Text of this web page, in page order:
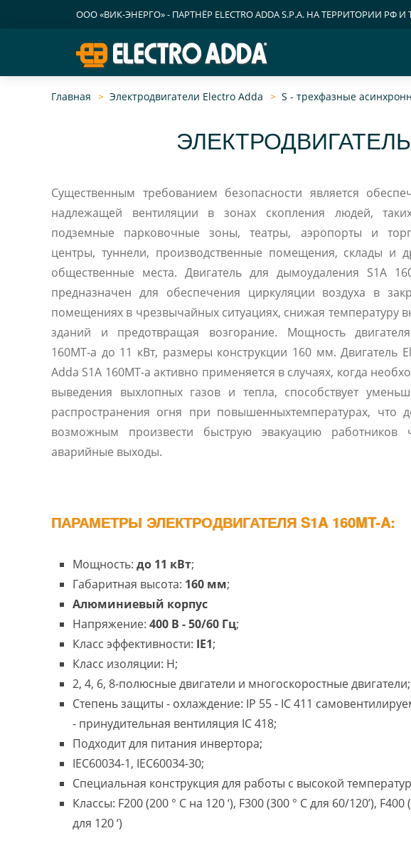
ООО «ВИК-ЭНЕРГО» - ПАРТНЁР ELECTRO ADDA S.P.A. НА ТЕРРИТОРИИ РФ И
Главная Электродвигатели Electro Adda S - трехфазные
ЭЛЕКТРОДВИГАТЕЛЬ
Существенным требованием безопасности является
надлежащей вентиляции в зонах скопления людей,
подземные парковочные зоны, театры, аэропорты и
центры, туннели, производственные помещения, склады и
общественные места. Двигатель для дымоудаления S1A
предназначен для обеспечения циркуляции воздуха в
помещениях в чрезвычайных ситуациях, снижая температуру
зданий и предотвращая возгорание. Мощность
160MT-a до 11 кВт, размеры конструкции 160 мм. Двигатель
Adda S1A 160MT-a активно применяется в случаях, когда
выведения выхлопных газов и тепла, способствует
распространения огня при повышенныхтемпературах, что
возможным произвести быструю эвакуацию работников
аварийные выходы.
ПАРАМЕТРЫ ЭЛЕКТРОДВИГАТЕЛЯ S1A 160MT-A:
Мощность: до 11 кВт;
Габаритная высота: 160 мм;
Алюминиевый корпус
Напряжение: 400 В - 50/60 Гц;
Класс эффективности: IE1;
Класс изоляции: H;
2, 4, 6, 8-полюсные двигатели и многоскоростные двигатели;
Степень защиты - охлаждение: IP 55 - IC 411
- принудительная вентиляция IC 418;
Подходит для питания инвертора;
IEC60034-1, IEC60034-30;
Специальная конструкция для работы с высокой
Классы: F200 (200 ° C на 120 ‘), F300 (300 ° C для 60/120’), F400
для 120 ‘)